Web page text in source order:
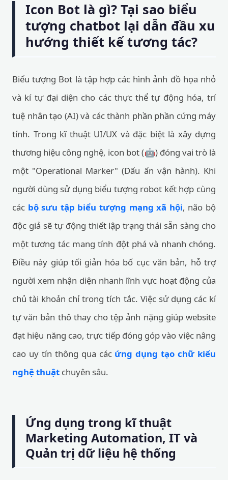
Icon Bot là gì? Tại sao biểu
tượng chatbot lại dẫn đầu xu
hướng thiết kế tương tác?
Biểu tượng Bot là tập hợp các hình ảnh đồ họa nhỏ
và kí tự đại diện cho các thực thể tự động hóa, trí
tuệ nhân tạo (AI) và các thành phần phần cứng máy
tính. Trong kĩ thuật UI/UX và đặc biệt là xây dựng
thương hiệu công nghệ, icon bot (🤖) đóng vai trò là
một "Operational Marker" (Dấu ấn vận hành). Khi
người dùng sử dụng biểu tượng robot kết hợp cùng
các bộ sưu tập biểu tượng mạng xã hội, não bộ
độc giả sẽ tự động thiết lập trạng thái sẵn sàng cho
một tương tác mang tính đột phá và nhanh chóng.
Điều này giúp tối giản hóa bố cục văn bản, hỗ trợ
người xem nhận diện nhanh lĩnh vực hoạt động của
chủ tài khoản chỉ trong tích tắc. Việc sử dụng các kí
tự văn bản thô thay cho tệp ảnh nặng giúp website
đạt hiệu năng cao, trực tiếp đóng góp vào việc nâng
cao uy tín thông qua các ứng dụng tạo chữ kiểu
nghệ thuật chuyên sâu.
Ứng dụng trong kĩ thuật
Marketing Automation, IT và
Quản trị dữ liệu hệ thống